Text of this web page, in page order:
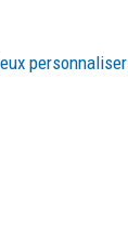
personnaliser